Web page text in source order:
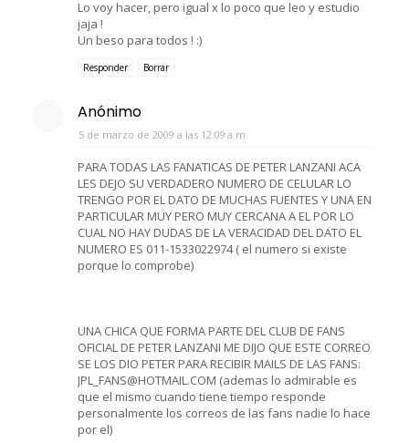
Lo voy hacer, pero igual x lo poco que leo y estudio
jaja !
Un beso para todos ! :)
Responder Borrar
Anónimo
5 de marzo de 2009 a las 12:09 a.m.
PARA TODAS LAS FANATICAS DE PETER LANZANI ACA
LES DEJO SU VERDADERO NUMERO DE CELULAR LO
TRENGO POR EL DATO DE MUCHAS FUENTES Y UNA EN
PARTICULAR MUY PERO MUY CERCANA A EL POR LO
CUAL NO HAY DUDAS DE LA VERACIDAD DEL DATO EL
NUMERO ES 011-1533022974 ( el numero si existe
porque lo comprobe)
UNA CHICA QUE FORMA PARTE DEL CLUB DE FANS
OFICIAL DE PETER LANZANI ME DIJO QUE ESTE CORREO
SE LOS DIO PETER PARA RECIBIR MAILS DE LAS FANS:
JPL_FANS@HOTMAIL.COM (ademas lo admirable es
que el mismo cuando tiene tiempo responde
personalmente los correos de las fans nadie lo hace
por el)